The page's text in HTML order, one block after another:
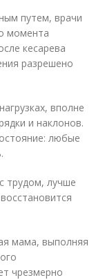
путем, врачи
момента
кесарева
разрешено
вполне
и наклонов.
любые
трудом, лучше
мама, выполняя
чрезмерно